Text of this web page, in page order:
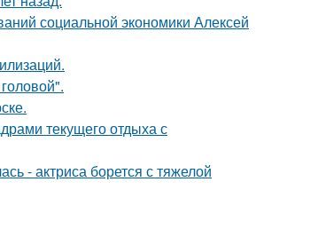
социальной экономики Алексей
текущего отдыха с
- актриса борется с тяжелой